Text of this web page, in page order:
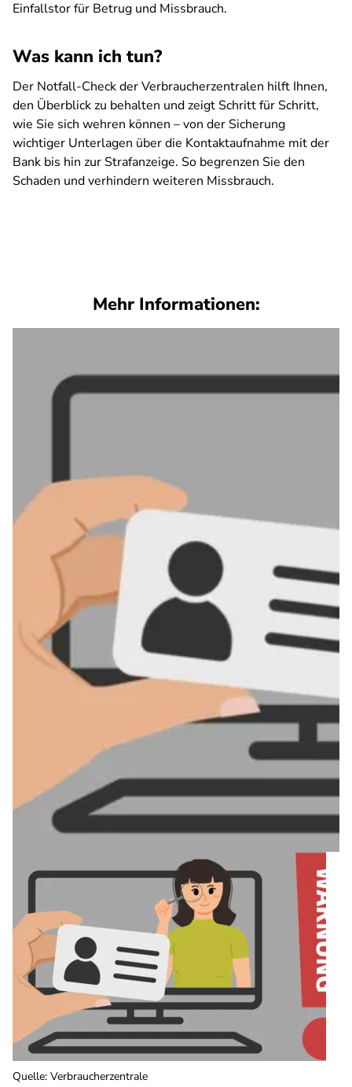
Einfallstor für Betrug und Missbrauch.
Was kann ich tun?
Der Notfall-Check der Verbraucherzentralen hilft Ihnen,
den Überblick zu behalten und zeigt Schritt für Schritt,
wie Sie sich wehren können – von der Sicherung
wichtiger Unterlagen über die Kontaktaufnahme mit der
Bank bis hin zur Strafanzeige. So begrenzen Sie den
Schaden und verhindern weiteren Missbrauch.
Mehr Informationen:
Quelle: Verbraucherzentrale